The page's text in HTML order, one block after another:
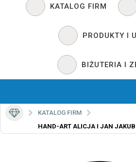
KATALOG FIRM
PRODUKTY I
BIŻUTERIA I
KATALOG FIRM
HAND-ART ALICJA I JAN JAKUB